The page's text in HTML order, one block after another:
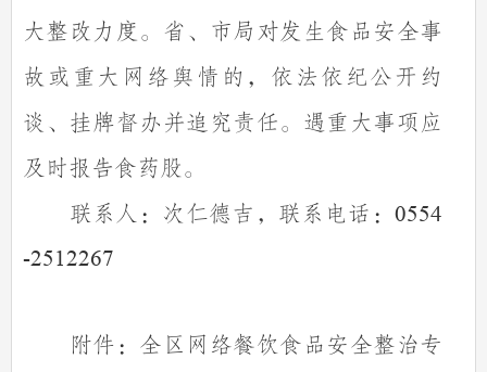
大整改力度。省、市局对发生食品安全事
故或重大网络舆情的，依法依纪公开约
谈、挂牌督办并追究责任。遇重大事项应
及时报告食药股。
联系人：次仁德吉，联系电话： 0554
-2512267
附件：全区网络餐饮食品安全整治专